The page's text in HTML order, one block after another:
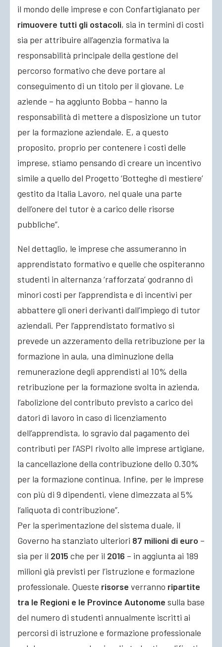
il mondo delle imprese e con Confartigianato per
rimuovere tutti gli ostacoli, sia in termini di costi
sia per attribuire all’agenzia formativa la
responsabilità principale della gestione del
percorso formativo che deve portare al
conseguimento di un titolo per il giovane. Le
aziende – ha aggiunto Bobba – hanno la
responsabilità di mettere a disposizione un tutor
per la formazione aziendale. E, a questo
proposito, proprio per contenere i costi delle
imprese, stiamo pensando di creare un incentivo
simile a quello del Progetto ‘Botteghe di mestiere’
gestito da Italia Lavoro, nel quale una parte
dell’onere del tutor è a carico delle risorse
pubbliche”.
Nel dettaglio, le imprese che assumeranno in
apprendistato formativo e quelle che ospiteranno
studenti in alternanza ‘rafforzata’ godranno di
minori costi per l’apprendista e di incentivi per
abbattere gli oneri derivanti dall’impiego di tutor
aziendali. Per l’apprendistato formativo si
prevede un azzeramento della retribuzione per la
formazione in aula, una diminuzione della
remunerazione degli apprendisti al 10% della
retribuzione per la formazione svolta in azienda,
l’abolizione del contributo previsto a carico dei
datori di lavoro in caso di licenziamento
dell’apprendista, lo sgravio dal pagamento dei
contributi per l’ASPI rivolto alle imprese artigiane,
la cancellazione della contribuzione dello 0.30%
per la formazione continua. Infine, per le imprese
con più di 9 dipendenti, viene dimezzata al 5%
l’aliquota di contribuzione”.
Per la sperimentazione del sistema duale, il
Governo ha stanziato ulteriori 87 milioni di euro –
sia per il 2015 che per il 2016 – in aggiunta ai 189
milioni già previsti per l’istruzione e formazione
professionale. Queste risorse verranno ripartite
tra le Regioni e le Province Autonome sulla base
del numero di studenti annualmente iscritti ai
percorsi di istruzione e formazione professionale